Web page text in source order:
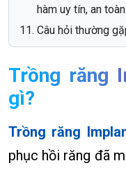
hàm uy tín, an toàn
Câu hỏi thường
Trồng răng
gì?
Trồng răng
phục hồi răng đã